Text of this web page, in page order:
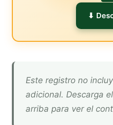
⬇
Este registro no incluye descripción
adicional. Descarga
arriba para ver el